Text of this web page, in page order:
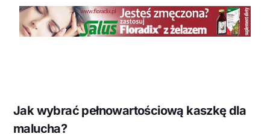
Jak wybrać pełnowartościową kaszkę dla
malucha?